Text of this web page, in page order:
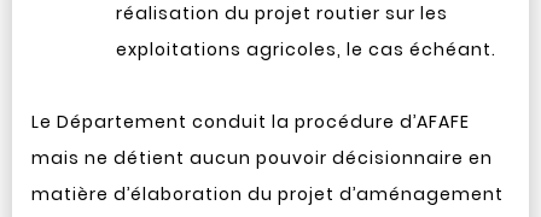
réalisation du projet routier sur les
exploitations agricoles, le cas échéant.
Le Département conduit la procédure d’AFAFE
mais ne détient aucun pouvoir décisionnaire en
matière d’élaboration du projet d’aménagement